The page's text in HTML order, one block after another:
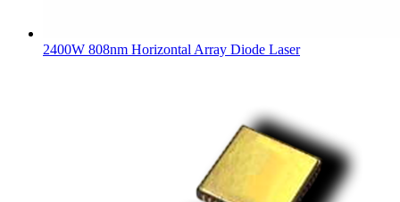
2400W 808nm Horizontal Array Diode Laser